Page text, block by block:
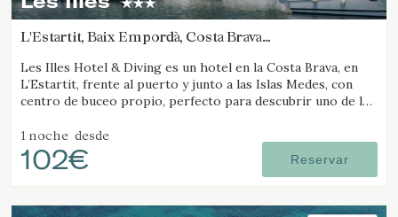
L'Estartit, Baix Empordà, Costa Brava
Les Illes Hotel & Diving es un hotel en la Costa Brava, en
L’Estartit, frente al puerto y junto a las Islas Medes, con
centro de buceo propio, perfecto para descubrir uno de los
1 noche desde
102€ Reservar